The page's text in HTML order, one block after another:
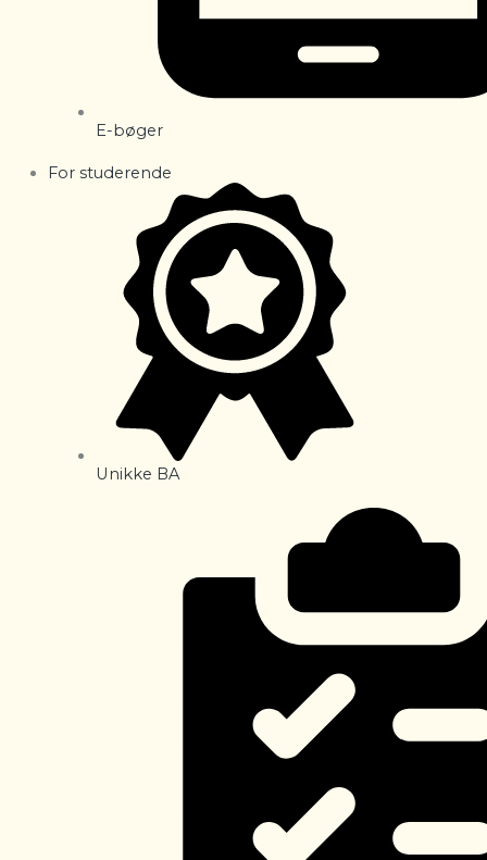
E-bøger
For studerende
Unikke BA